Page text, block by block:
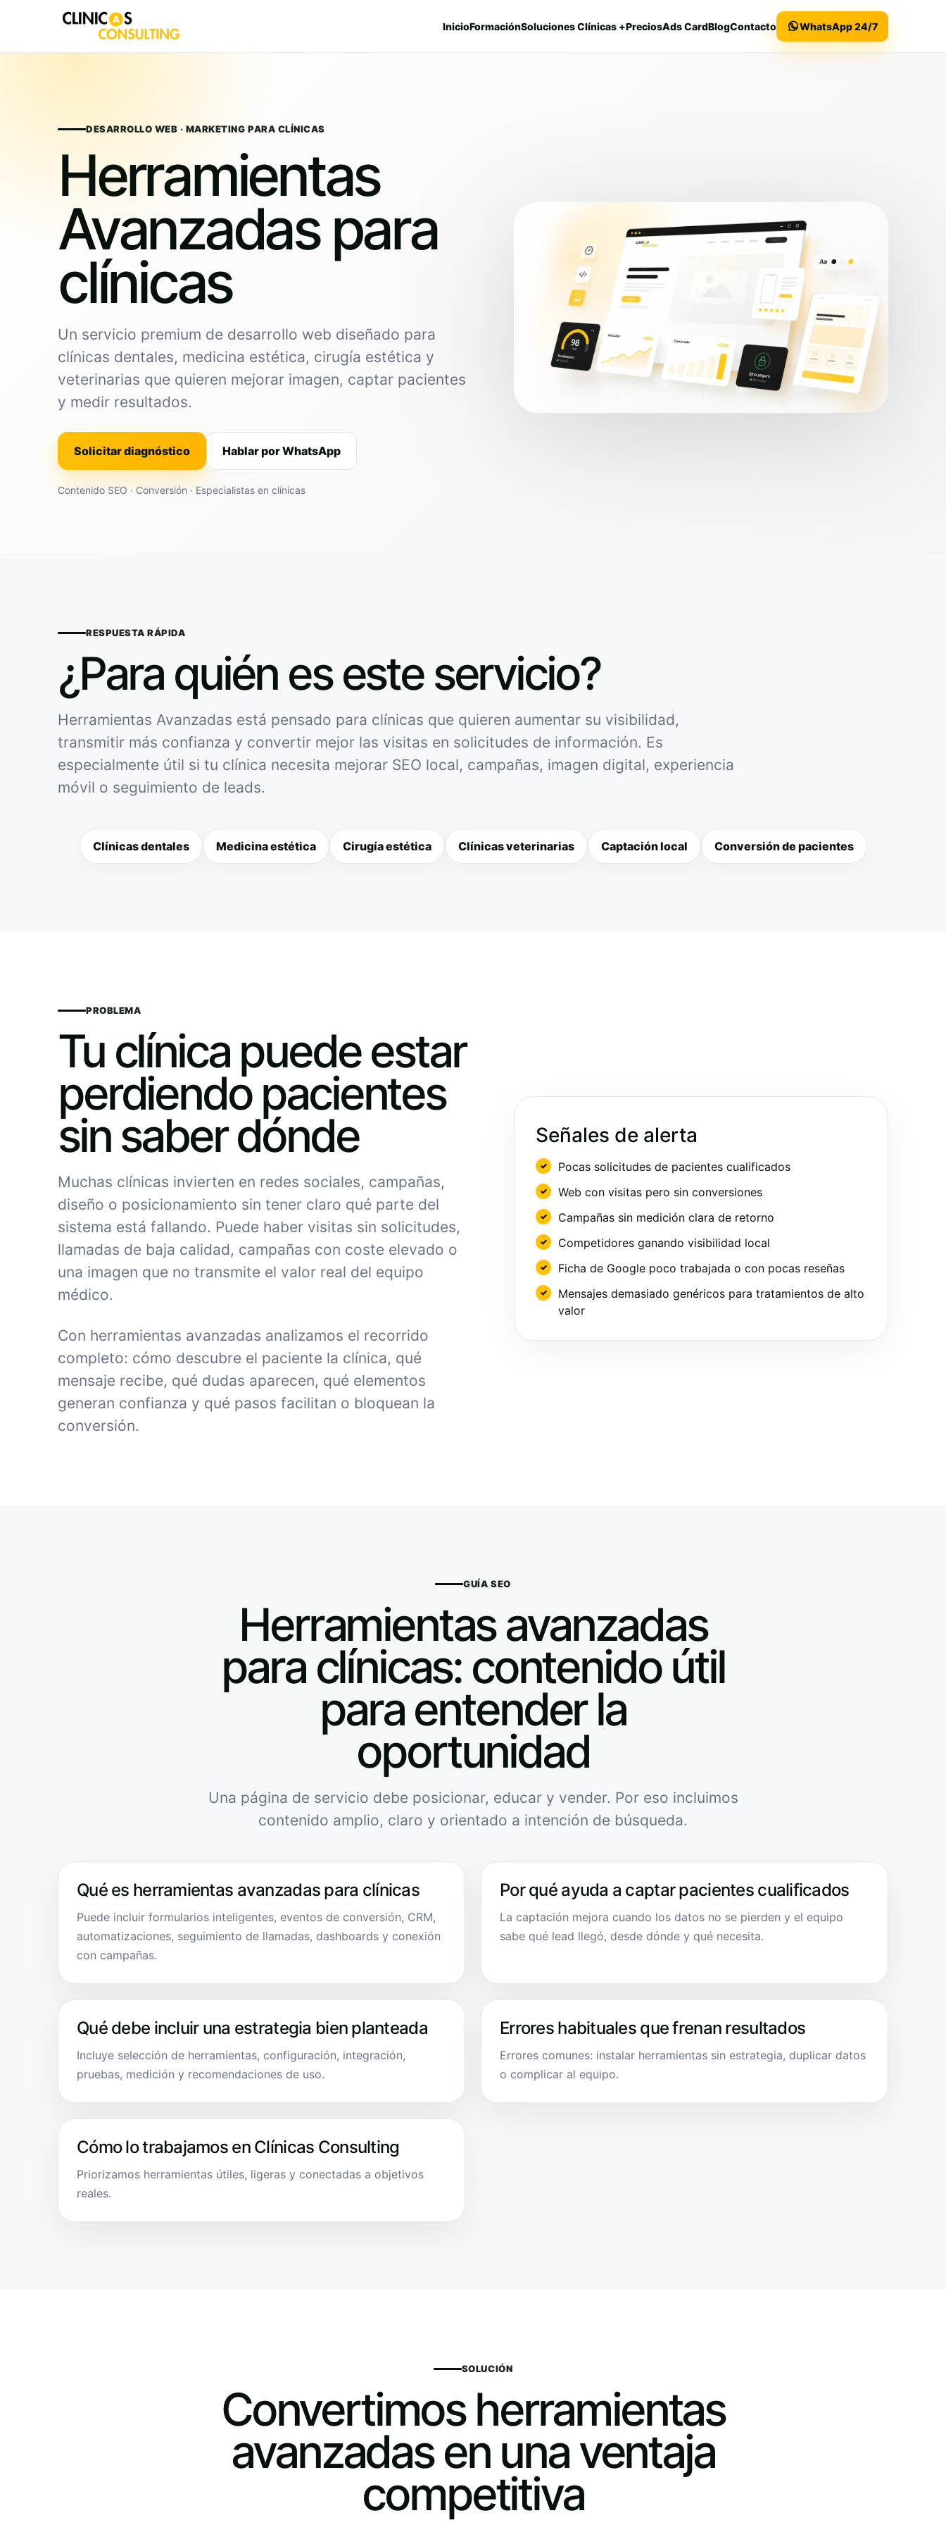
InicioFormaciónSoluciones Clínicas +PreciosAds CardBlogContacto WhatsApp 24/7
DESARROLLO WEB · MARKETING PARA CLÍNICAS
Herramientas
Avanzadas para
clínicas
Un servicio premium de desarrollo web diseñado para
clínicas dentales, medicina estética, cirugía estética y
veterinarias que quieren mejorar imagen, captar pacientes
y medir resultados.
Solicitar diagnóstico Hablar por WhatsApp
Contenido SEO · Conversión · Especialistas en clínicas
RESPUESTA RÁPIDA
¿Para quién es este servicio?
Herramientas Avanzadas está pensado para clínicas que quieren aumentar su visibilidad,
transmitir más confianza y convertir mejor las visitas en solicitudes de información. Es
especialmente útil si tu clínica necesita mejorar SEO local, campañas, imagen digital, experiencia
móvil o seguimiento de leads.
Clínicas dentales Medicina estética Cirugía estética Clínicas veterinarias Captación local Conversión de pacientes
PROBLEMA
Tu clínica puede estar
perdiendo pacientes
sin saber dónde
Muchas clínicas invierten en redes sociales, campañas,
diseño o posicionamiento sin tener claro qué parte del
sistema está fallando. Puede haber visitas sin solicitudes,
llamadas de baja calidad, campañas con coste elevado o
una imagen que no transmite el valor real del equipo
médico.
Con herramientas avanzadas analizamos el recorrido
completo: cómo descubre el paciente la clínica, qué
mensaje recibe, qué dudas aparecen, qué elementos
generan confianza y qué pasos facilitan o bloquean la
conversión.
Señales de alerta
Pocas solicitudes de pacientes cualificados
Web con visitas pero sin conversiones
Campañas sin medición clara de retorno
Competidores ganando visibilidad local
Ficha de Google poco trabajada o con pocas reseñas
Mensajes demasiado genéricos para tratamientos de alto
valor
GUÍA SEO
Herramientas avanzadas
para clínicas: contenido útil
para entender la
oportunidad
Una página de servicio debe posicionar, educar y vender. Por eso incluimos
contenido amplio, claro y orientado a intención de búsqueda.
Qué es herramientas avanzadas para clínicas
Puede incluir formularios inteligentes, eventos de conversión, CRM,
automatizaciones, seguimiento de llamadas, dashboards y conexión
con campañas.
Por qué ayuda a captar pacientes cualificados
La captación mejora cuando los datos no se pierden y el equipo
sabe qué lead llegó, desde dónde y qué necesita.
Qué debe incluir una estrategia bien planteada
Incluye selección de herramientas, configuración, integración,
pruebas, medición y recomendaciones de uso.
Errores habituales que frenan resultados
Errores comunes: instalar herramientas sin estrategia, duplicar datos
o complicar al equipo.
Cómo lo trabajamos en Clínicas Consulting
Priorizamos herramientas útiles, ligeras y conectadas a objetivos
reales.
SOLUCIÓN
Convertimos herramientas
avanzadas en una ventaja
competitiva